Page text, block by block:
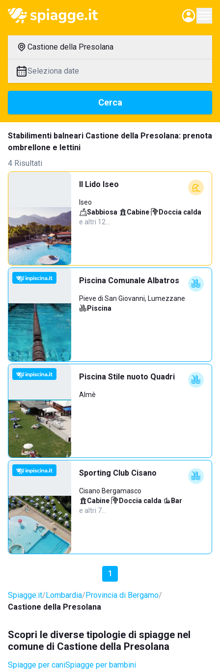
Castione della Presolana
Seleziona date
Cerca
Stabilimenti balneari Castione della Presolana: prenota
ombrellone e lettini
4 Risultati
Il Lido Iseo
Iseo
Sabbiosa· Cabine· Doccia calda·
e altri 12…
Piscina Comunale Albatros
Pieve di San Giovanni, Lumezzane
Piscina
Piscina Stile nuoto Quadri
Almè
Sporting Club Cisano
Cisano Bergamasco
Cabine· Doccia calda· Bar·
e altri 7…
1
Spiagge.it Lombardia Provincia di Bergamo
Castione della Presolana
Scopri le diverse tipologie di spiagge nel
comune di Castione della Presolana
Spiagge per caniSpiagge per bambini